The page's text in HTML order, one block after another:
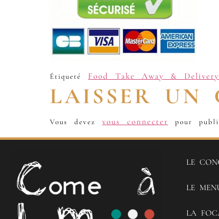
Étiqueté Food Take Away & Delivery
LAISSER UN
Vous devez vous connecter pour
LE
LE
LA